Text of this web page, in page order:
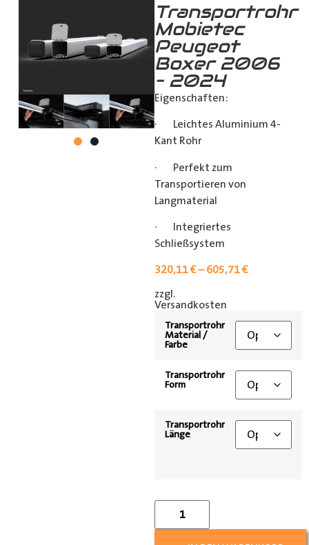
Transportrohr
Mobietec
Peugeot
Boxer 2006
– 2024
Eigenschaften:
· Leichtes Aluminium 4-
Kant Rohr
· Perfekt zum
Transportieren von
Langmaterial
· Integriertes
Schließsystem
320,11€–605,71€
zzgl.
Versandkosten
Transportrohr
Material /
Farbe
Transportrohr
Form
Transportrohr
Länge